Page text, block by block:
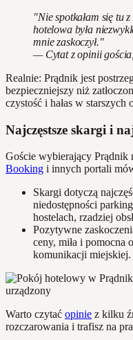
"Nie spotkałam się tu
hotelowa była
mnie zaskoczył."
— Cytat z opinii gościa,
Realnie: Prądnik jest
bezpieczniejszy niż
czystość i hałas w starszych
Najczęstsze skargi i
Goście wybierający Prądnik
Booking i innych portali
Skargi dotyczą
niedostępności
hostelach, rzadziej
Pozytywne
ceny, miła i pomocna
komunikacji miejskiej.
Warto czytać opinie z kilku
rozczarowania i trafisz na